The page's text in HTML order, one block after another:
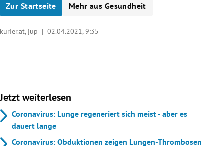
Zur Startseite Mehr aus Gesundheit
kurier.at, jup | 02.04.2021, 9:35
Jetzt weiterlesen
Coronavirus: Lunge regeneriert sich meist - aber es
dauert lange
Coronavirus: Obduktionen zeigen Lungen-Thrombosen